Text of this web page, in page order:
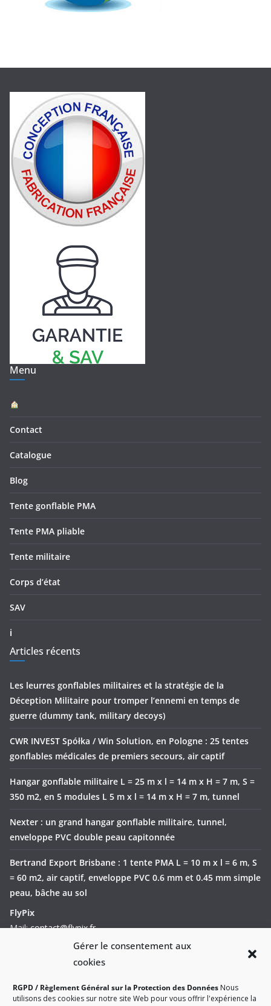
Gérer le consentement aux
cookies
RGPD / Règlement Général sur la Protection des Données Nous
utilisons des cookies sur notre site Web pour vous offrir l'expérience la
Menu
Contact
Catalogue
Blog
Tente gonflable PMA
Tente PMA pliable
Tente militaire
Corps d’état
SAV
ℹ
Articles récents
Les leurres gonflables militaires et la stratégie de la
Déception Militaire pour tromper l’ennemi en temps de
guerre (dummy tank, military decoys)
CWR INVEST Spółka / Win Solution, en Pologne : 25 tentes
gonflables médicales de premiers secours, air captif
Hangar gonflable militaire L = 25 m x l = 14 m x H = 7 m, S =
350 m2, en 5 modules L 5 m x l = 14 m x H = 7 m, tunnel
Nexter : un grand hangar gonflable militaire, tunnel,
enveloppe PVC double peau capitonnée
Bertrand Export Brisbane : 1 tente PMA L = 10 m x l = 6 m, S
= 60 m2, air captif, enveloppe PVC 0.6 mm et 0.45 mm simple
peau, bâche au sol
FlyPix
Mail:contact@flypix.fr
Vivien Laïlle
vivien.laille@gmail.com
Mobile: +33(0)562072166
Formulaire de contact